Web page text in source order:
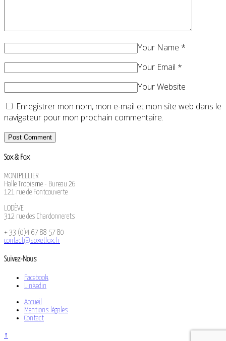
Your Name *
Your Email *
Your Website
Enregistrer mon nom, mon e-mail et mon site web dans le
navigateur pour mon prochain commentaire.
Sox & Fox
MONTPELLIER
Halle Tropisme - Bureau 26
121 rue de Fontcouverte
LODÈVE
312 rue des Chardonnerets
+ 33 (0)4 67 88 57 80
contact@soxetfox.fr
Suivez-Nous
Facebook
Linkedin
Accueil
Mentions légales
Contact
↑